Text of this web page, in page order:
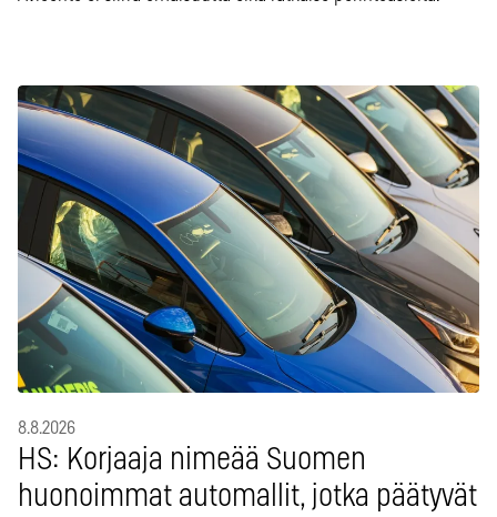
8.8.2026
HS: Korjaaja nimeää Suomen
huonoimmat automallit, jotka päätyvät